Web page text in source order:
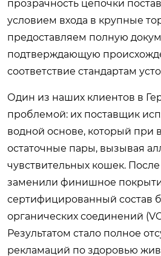
прозрачность цепочки
условием входа в крупные
предоставляем полную
подтверждающую
соответствие стандартам
Один из наших клиентов в
проблемой: их поставщик
водной основе, который при
остаточные пары, вызывая
чувствительных кошек.
заменили финишное
сертифицированный состав
органических соединений
Результатом стало полное
рекламаций по здоровью